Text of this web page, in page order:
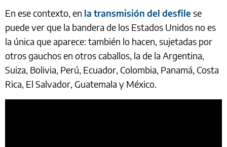
En ese contexto, en la transmisión del desfilese
puede ver que la bandera de los Estados Unidos no es
la única que aparece: también lo hacen, sujetadas por
otros gauchos en otros caballos, la de la Argentina,
Suiza, Bolivia, Perú, Ecuador, Colombia, Panamá, Costa
Rica, El Salvador, Guatemala y México.